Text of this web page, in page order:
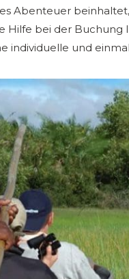
Abenteuer beinhaltet,
Hilfe bei der Buchung
individuelle und